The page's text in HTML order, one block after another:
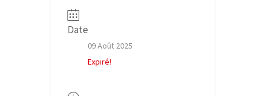
Date
09 Août 2025
Expiré!